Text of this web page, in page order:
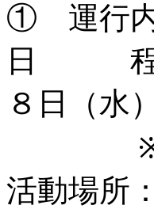
① 運行
日 程：
８日（水
※ ご希
活動場所